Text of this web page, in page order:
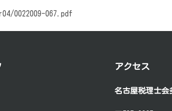
0022009-067.pdf
アクセス
名古屋税理士会